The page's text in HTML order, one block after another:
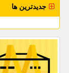
جدیدترین ها